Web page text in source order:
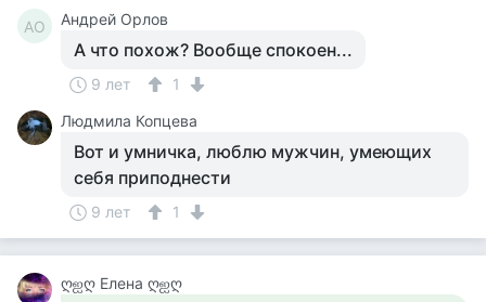
АО Андрей Орлов
А что похож? Вообще спокоен...
9 лет
1
Людмила Копцева
Вот и умничка, люблю мужчин, умеющих
себя приподнести
9 лет 1
ღஐღ Елена ღஐღ